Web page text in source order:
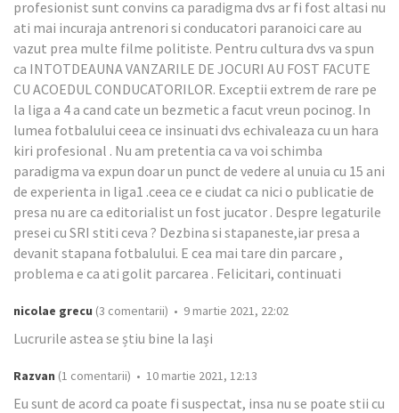
profesionist sunt convins ca paradigma dvs ar fi fost altasi nu
ati mai incuraja antrenori si conducatori paranoici care au
vazut prea multe filme politiste. Pentru cultura dvs va spun
ca INTOTDEAUNA VANZARILE DE JOCURI AU FOST FACUTE
CU ACOEDUL CONDUCATORILOR. Exceptii extrem de rare pe
la liga a 4 a cand cate un bezmetic a facut vreun pocinog. In
lumea fotbalului ceea ce insinuati dvs echivaleaza cu un hara
kiri profesional . Nu am pretentia ca va voi schimba
paradigma va expun doar un punct de vedere al unuia cu 15 ani
de experienta in liga1 .ceea ce e ciudat ca nici o publicatie de
presa nu are ca editorialist un fost jucator . Despre legaturile
presei cu SRI stiti ceva ? Dezbina si stapaneste,iar presa a
devanit stapana fotbalului. E cea mai tare din parcare ,
problema e ca ati golit parcarea . Felicitari, continuati
nicolae grecu (3 comentarii) • 9 martie 2021, 22:02
Lucrurile astea se știu bine la Iași
Razvan (1 comentarii) • 10 martie 2021, 12:13
Eu sunt de acord ca poate fi suspectat, insa nu se poate stii cu